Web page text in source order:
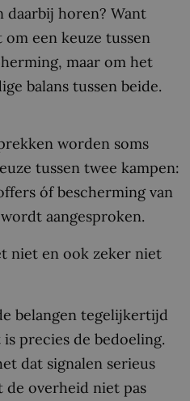
daarbij horen? Want
een keuze tussen
maar om het
balans tussen beide.
worden soms
tussen twee kampen:
óf bescherming van
aangesproken.
niet en ook zeker niet
belangen tegelijkertijd
precies de bedoeling.
dat signalen serieus
de overheid niet pas